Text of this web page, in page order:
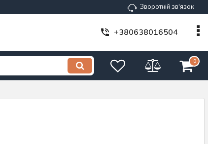
Зворотній зв'язок
+380638016504
0